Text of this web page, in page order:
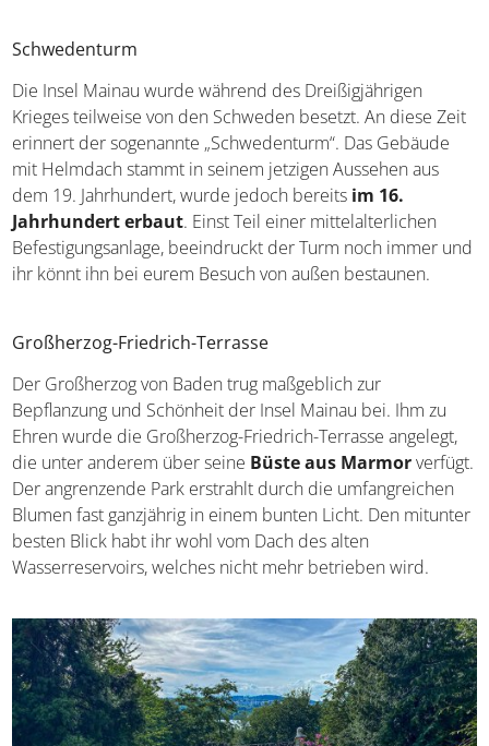
Schwedenturm
Die Insel Mainau wurde während des Dreißigjährigen
Krieges teilweise von den Schweden besetzt. An diese
Zeit erinnert der sogenannte „Schwedenturm“. Das
Gebäude mit Helmdach stammt in seinem jetzigen
Aussehen aus dem 19. Jahrhundert, wurde jedoch bereits
im 16. Jahrhundert erbaut. Einst Teil einer
mittelalterlichen Befestigungsanlage, beeindruckt der
von außen bestaunen.
Großherzog-Friedrich-Terrasse
Der Großherzog von Baden trug maßgeblich zur
Bepflanzung und Schönheit der Insel Mainau bei. Ihm zu
Ehren wurde die Großherzog-Friedrich-Terrasse angelegt,
die unter anderem über seineBüste aus Marmor
verfügt. Der angrenzende Park erstrahlt durch die
umfangreichen Blumen fast ganzjährig in einem bunten
des alten Wasserreservoirs, welches nicht mehr
betrieben wird.